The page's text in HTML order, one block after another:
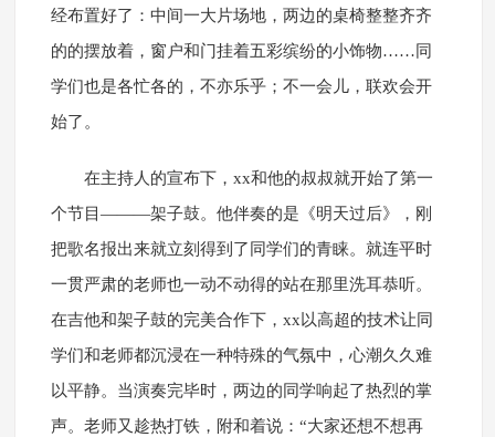
经布置好了：中间一大片场地，两边的桌椅整整齐齐
的的摆放着，窗户和门挂着五彩缤纷的小饰物……同
学们也是各忙各的，不亦乐乎；不一会儿，联欢会开
始了。
在主持人的宣布下，xx和他的叔叔就开始了第一
个节目———架子鼓。他伴奏的是《明天过后》，刚
把歌名报出来就立刻得到了同学们的青睐。就连平时
一贯严肃的老师也一动不动得的站在那里洗耳恭听。
在吉他和架子鼓的完美合作下，xx以高超的技术让同
学们和老师都沉浸在一种特殊的气氛中，心潮久久难
以平静。当演奏完毕时，两边的同学响起了热烈的掌
声。老师又趁热打铁，附和着说：“大家还想不想再